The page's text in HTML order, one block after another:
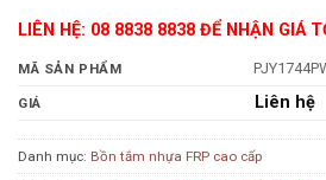
LIÊN HỆ: 08 8838 8838 ĐỂ NHẬN GIÁ
MÃ SẢN PHẨM
GIÁ Liên hệ
Danh mục: Bồn tắm nhựa FRP cao cấp